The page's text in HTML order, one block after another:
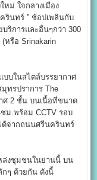
ม่ ใจกลางเมือง
รินทร์ ” ช้อปเพลินกับ
ริการและอื่นๆกว่า 300
หรือ Srinakarin
บในสไตล์บรรยากาศ
ทรปราการ The
าศ 2 ชั้น บนเนื้อที่ขนาด
ม.พร้อม CCTV รอบ
ด้จากถนนศรีนครินทร์
งชุมชนในย่านนี้ บน
ๆ ด้วยกัน ดังนี้